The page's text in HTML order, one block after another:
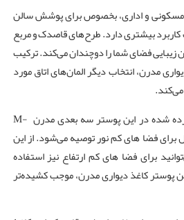
و اداری، بخصوص برای پوشش سالن
کاربرد بیشتری دارد. طرح‌های قاصدک و مربع
زیبایی فضای شما را دوچندان می‌کند. ترکیب
مدرن، انتخاب دیگر المان‌های اتاق مورد
می‌کند.
بدلیل رنگ های روشن بکار برده شده در این پوستر سه بعدی مدرن M-
برای فضا های کم نور توصیه می‌شود. از این
برای فضا های کم ارتفاع نیز استفاده
پوستر کاغذ دیواری مدرن، موجب کشیده‌تر